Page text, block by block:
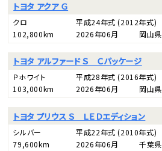
トヨタ アクア Ｇ
クロ 平成24年式(2012年式)
102,800km
2026年06月 岡山県
トヨタ アルファード Ｓ Ｃパッケージ
Ｐホワイト 平成28年式(2016年式)
103,000km
2026年06月 岡山県
トヨタ プリウス Ｓ ＬＥＤエディション
シルバー 平成22年式(2010年式)
79,600km
2026年06月 千葉県